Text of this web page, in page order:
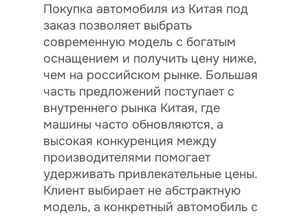
Покупка автомобиля из Китая под
заказ позволяет выбрать
современную модель с богатым
оснащением и получить цену ниже,
чем на российском рынке. Большая
часть предложений поступает с
внутреннего рынка Китая, где
машины часто обновляются, а
высокая конкуренция между
производителями помогает
удерживать привлекательные цены.
Клиент выбирает не абстрактную
модель, а конкретный автомобиль с